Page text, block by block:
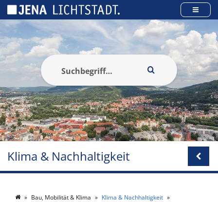
Klima & Nachhaltigkeit
Bau, Mobilität & Klima
Klima & Nachhaltigkeit
Cookie-Einstellungen